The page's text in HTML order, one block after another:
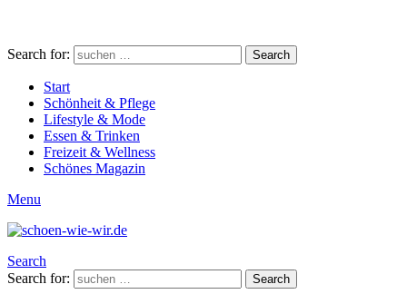
Search for: Search
Start
Schönheit & Pflege
Lifestyle & Mode
Essen & Trinken
Freizeit & Wellness
Schönes Magazin
Menu
Search
Search for:
Search